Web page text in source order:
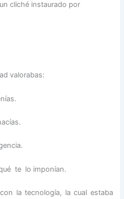
cliché instaurado por
valorabas:
te lo imponían.
la tecnología, la cual estaba